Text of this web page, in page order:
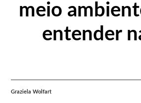
meio
entender
Graziela Wolfart